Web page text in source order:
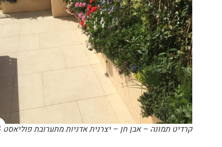
קרדיט תמונה – אבן חן – יצרנית אדניות מתערובת פוליאסטר